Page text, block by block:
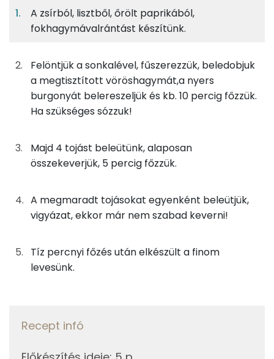
11%
Fehérje
6%
Szénhidrát
500galaplé
35 kcal
165gtojás
208 kcal
0g babérlevél
13gvöröshagyma
5 kcal
4gsertészsír
1g fűszerpaprika
25g
burgonya
Egy
adagban
4
adagban
11%
Fehérje
6%
Szénhidrát
10%
Zsír
73%
Víz
TOP ásványi anyagok
Foszfor
Szelén
TOP vitaminok
E vitamin:
A zsírból, lisztből, őrölt paprikából,
fokhagymávalrántást készítünk.
Felöntjük a sonkalével, fűszerezzük, beledobjuk
a megtisztított vöröshagymát,a nyers
burgonyát belereszeljük és kb. 10 percig főzzük.
Ha szükséges sózzuk!
Majd 4 tojást beleütünk, alaposan
összekeverjük, 5 percig főzzük.
A megmaradt tojásokat egyenként beleütjük,
vigyázat, ekkor már nem szabad keverni!
Tíz percnyi főzés után elkészült a finom
levesünk.
Recept infó